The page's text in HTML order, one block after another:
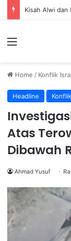
Menu
Home / Konflik
Headline
Atas
Dibawah
Ahmad Yusuf